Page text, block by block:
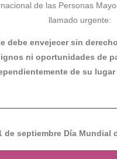
de las Personas
llamado urgente:
debe envejecer sin
ni oportunidades de
de su
de septiembre Día Mundial